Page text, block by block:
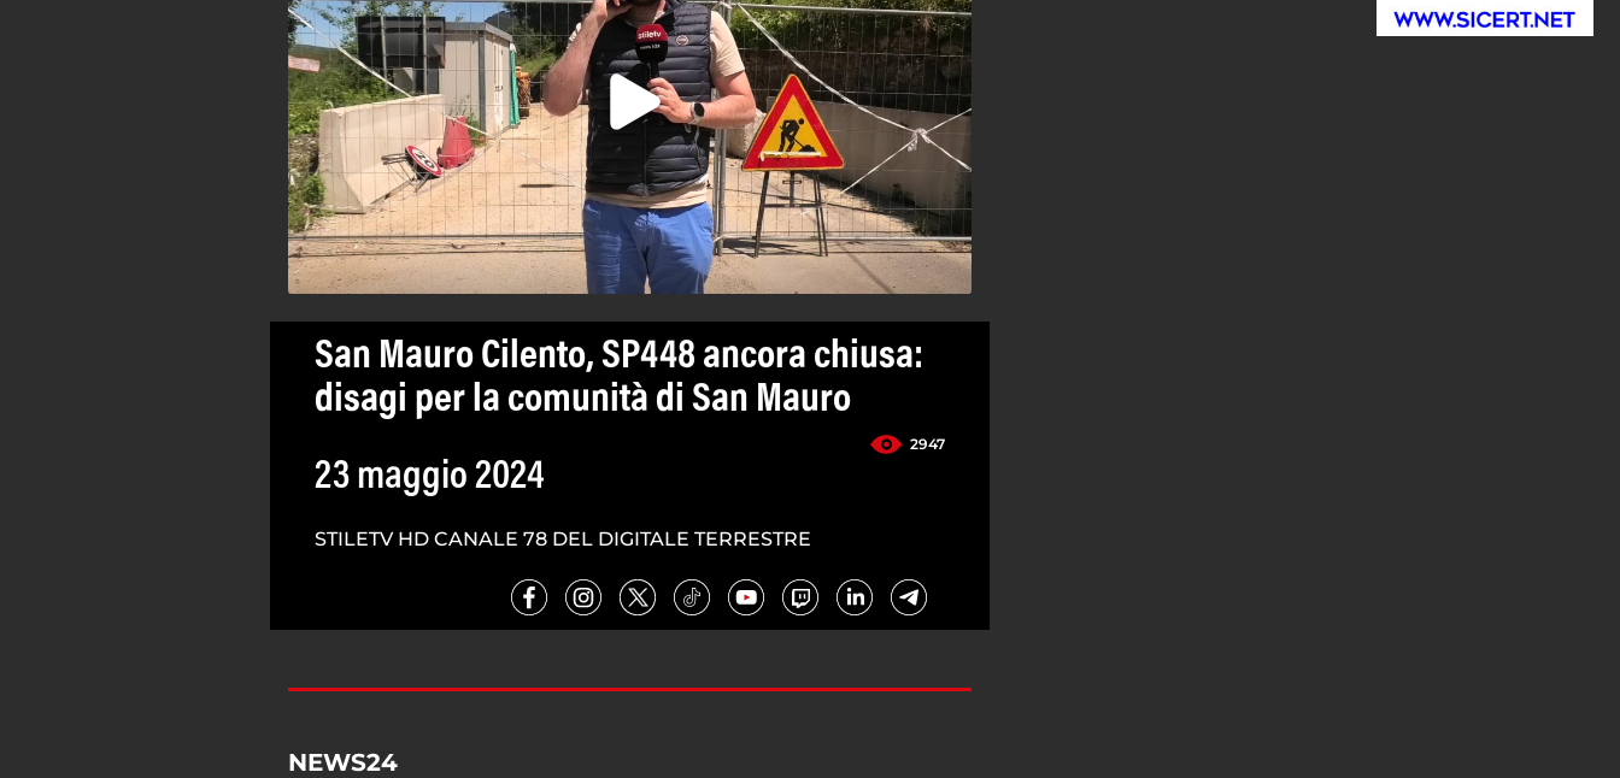
San Mauro Cilento, SP448 ancora chiusa:
disagi per la comunità di San Mauro
2947
23 maggio 2024
STILETV HD CANALE 78 DEL DIGITALE TERRESTRE
NEWS24